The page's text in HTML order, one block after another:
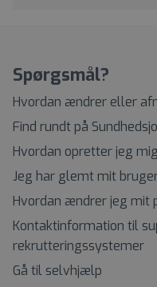
Spørgsmål?
Hvordan ændrer eller
Find rundt på
Hvordan opretter jeg
Jeg har glemt mit
Hvordan ændrer jeg mit
Kontaktinformation til
rekrutteringssystemer
Gå til selvhjælp